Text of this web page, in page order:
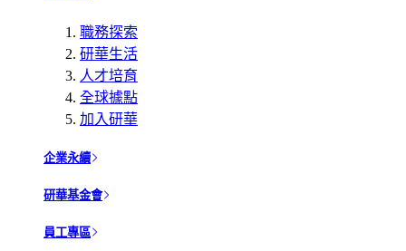
職務探索
研華生活
人才培育
全球據點
加入研華
企業永續
研華基金會
員工專區